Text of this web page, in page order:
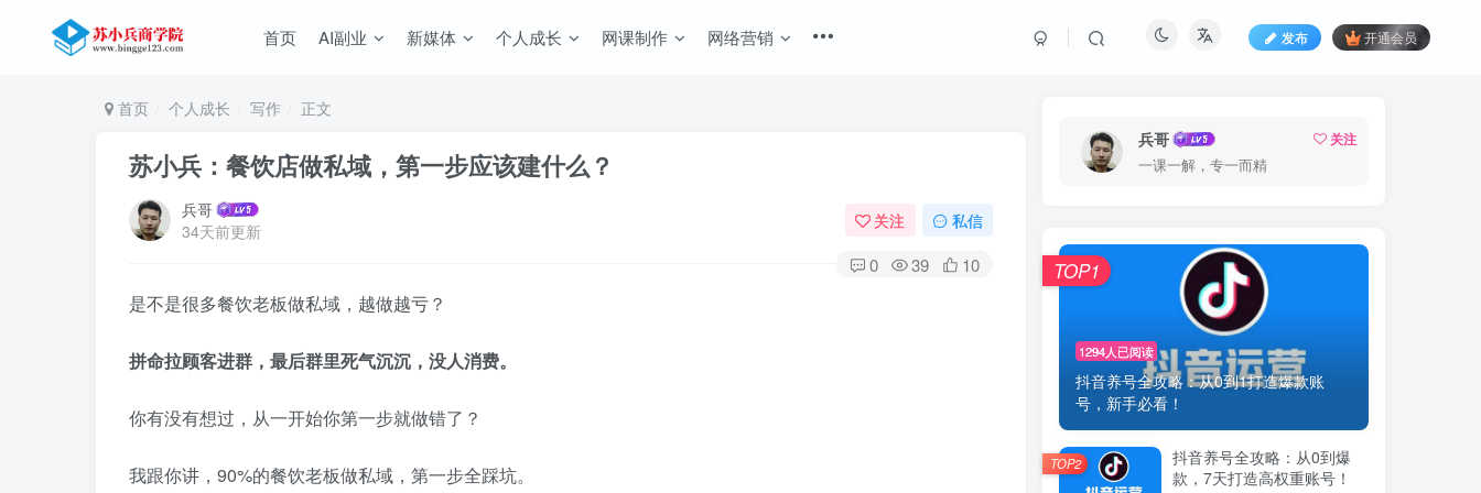
首页 AI副业 新媒体 个人成长 网课制作 网络营销 发布 开通会员
首页 个人成长 写作 正文
苏小兵：餐饮店做私域，第一步应该建什么？
兵哥
34天前更新
关注 私信
0 39 10
是不是很多餐饮老板做私域，越做越亏？
拼命拉顾客进群，最后群里死气沉沉，没人消费。
你有没有想过，从一开始你第一步就做错了？
我跟你讲，90%的餐饮老板做私域，第一步全踩坑。
兵哥
关注
一课一解，专一而精
1294人已阅读
抖音养号全攻略：从0到1打造爆款账
号，新手必看！
TOP1
抖音养号全攻略：从0到爆
款，7天打造高权重账号！
TOP2